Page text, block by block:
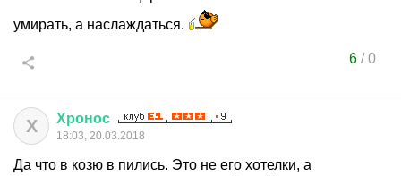
умирать, а наслаждаться.
6/0
Х Хронос
18:03, 20.03.2018
Да что в козю в пились. Это не его хотелки, а